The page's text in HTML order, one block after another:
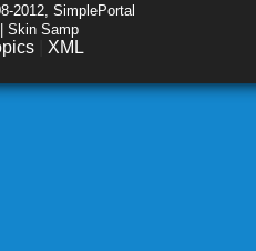
2012, SimplePortal
Skin Samp
XML